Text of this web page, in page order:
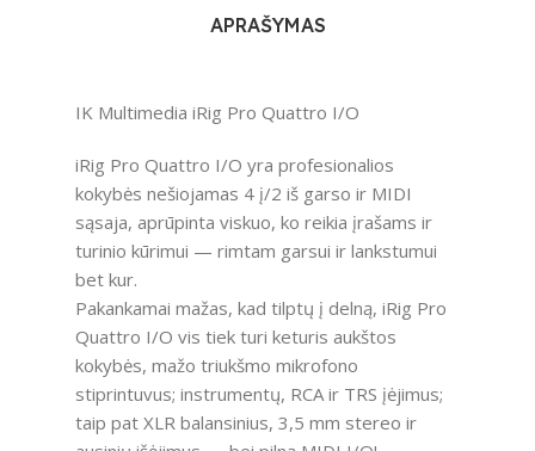
APRAŠYMAS
IK Multimedia iRig Pro Quattro I/O
iRig Pro Quattro I/O yra profesionalios
kokybės nešiojamas 4 į/2 iš garso ir MIDI
sąsaja, aprūpinta viskuo, ko reikia įrašams ir
turinio kūrimui — rimtam garsui ir lankstumui
bet kur.
Pakankamai mažas, kad tilptų į delną, iRig Pro
Quattro I/O vis tiek turi keturis aukštos
kokybės, mažo triukšmo mikrofono
stiprintuvus; instrumentų, RCA ir TRS įėjimus;
taip pat XLR balansinius, 3,5 mm stereo ir